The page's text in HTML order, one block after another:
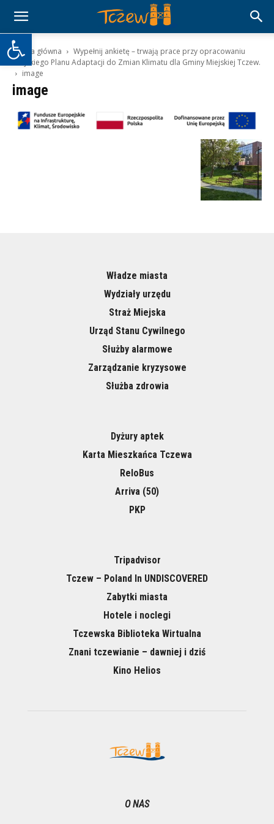
Otwórz pasek narzędzi
Strona główna
Wypełnij ankietę – trwają prace przy opracowaniu
Miejskiego Planu Adaptacji do Zmian Klimatu dla Gminy Miejskiej Tczew.
image
image
Władze miasta
Wydziały urzędu
Straż Miejska
Urząd Stanu Cywilnego
Służby alarmowe
Zarządzanie kryzysowe
Służba zdrowia
Dyżury aptek
Karta Mieszkańca Tczewa
ReloBus
Arriva (50)
PKP
Tripadvisor
Tczew – Poland In UNDISCOVERED
Zabytki miasta
Hotele i noclegi
Tczewska Biblioteka Wirtualna
Znani tczewianie – dawniej i dziś
Kino Helios
O NAS